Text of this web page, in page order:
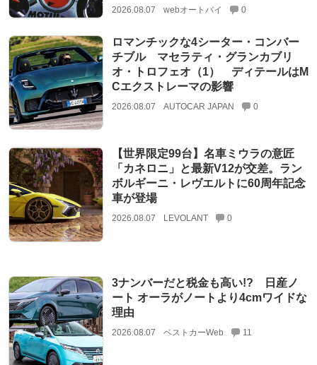
2026.08.07 webオートバイ 0
ロマンチックな4シーター・コンバー
チブル マセラティ・グランカブリ
オ・トロフェオ（1） ディテールはM
Cエクストレーマの影響
2026.08.07 AUTOCAR JAPAN 0
【世界限定99台】名車ミウラの意匠
「カネロニ」と最新V12が交差。ラン
ボルギーニ・レヴエルトに60周年記念
車が登場
2026.08.07 LEVOLANT 0
3ナンバーだと税金も高い!? 日産ノ
ート オーラがノートより4cmワイドな
理由
2026.08.07 ベストカーWeb 11